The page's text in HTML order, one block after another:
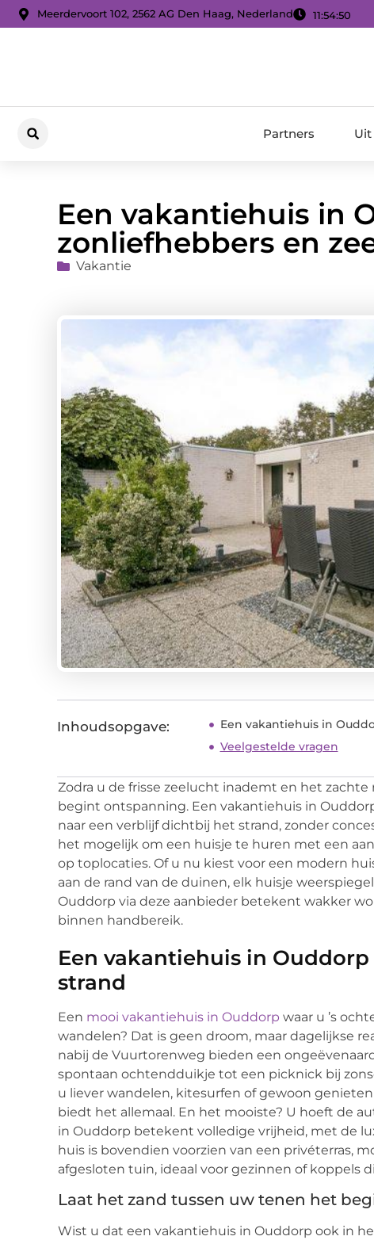
Meerdervoort 102, 2562 AG Den Haag, Nederland 11:54:52
Partners Uit
Een vakantiehuis in
zonliefhebbers en
Vakantie
Inhoudsopgave:
Een vakantiehuis in
Veelgestelde vragen
Zodra u de frisse zeelucht inademt en het
begint ontspanning. Een vakantiehuis in
naar een verblijf dichtbij het strand, zonder
het mogelijk om een huisje te huren met een
op toplocaties. Of u nu kiest voor een modern
aan de rand van de duinen, elk huisje
Ouddorp via deze aanbieder betekent wakker
binnen handbereik.
Een vakantiehuis in
strand
Een mooi vakantiehuis in Ouddorp waar u ’s
wandelen? Dat is geen droom, maar dagelijkse
nabij de Vuurtorenweg bieden een
spontaan ochtendduikje tot een picknick bij
u liever wandelen, kitesurfen of gewoon
biedt het allemaal. En het mooiste? U hoeft de
in Ouddorp betekent volledige vrijheid, met de
huis is bovendien voorzien van een privéterras,
afgesloten tuin, ideaal voor gezinnen of koppels
Laat het zand tussen uw tenen het
Wist u dat een vakantiehuis in Ouddorp ook in